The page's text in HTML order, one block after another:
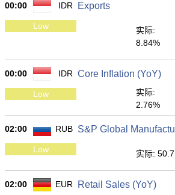
00:00 IDR Exports
Low
实际:
8.84%
00:00 IDR Core Inflation (YoY)
Low
实际:
2.76%
02:00 RUB S&P Global
Low 实际: 50.7
02:00 EUR Retail Sales (YoY)